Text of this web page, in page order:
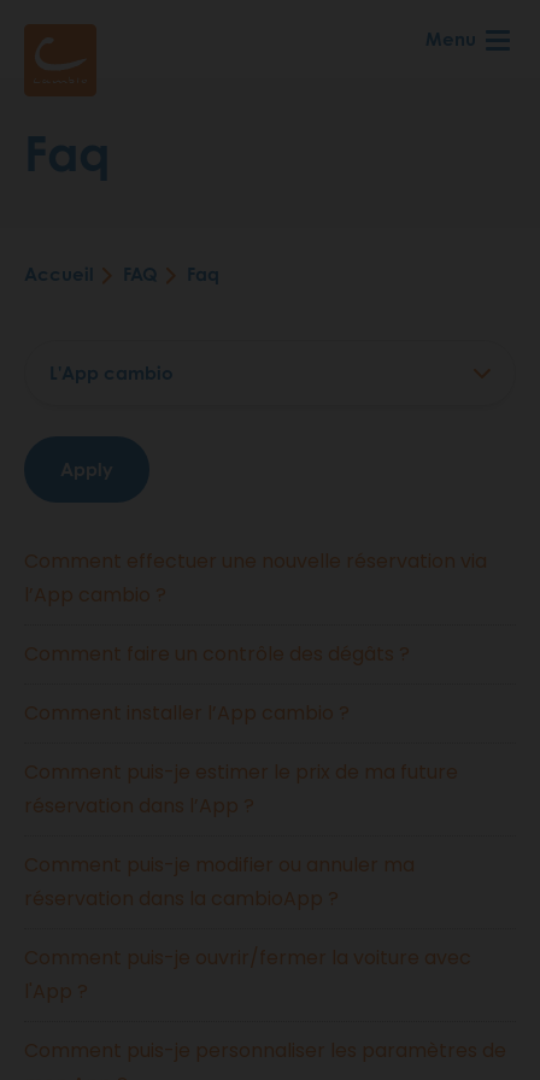
Menu
Faq
Accueil FAQ Faq
Comment effectuer une nouvelle réservation via
l’App cambio ?
Comment faire un contrôle des dégâts ?
Comment installer l’App cambio ?
Comment puis-je estimer le prix de ma future
réservation dans l’App ?
Comment puis-je modifier ou annuler ma
réservation dans la cambioApp ?
Comment puis-je ouvrir/fermer la voiture avec
l'App ?
Comment puis-je personnaliser les paramètres de